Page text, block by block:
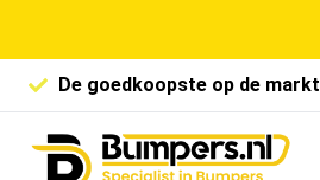
De goedkoopste op de markt